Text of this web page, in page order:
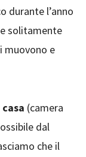
durante l’anno
solitamente
muovono e
(camera
dal
che il